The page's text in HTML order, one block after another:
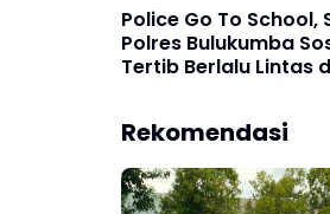
Police Go To School,
Polres Bulukumba
Tertib Berlalu Lintas
Rekomendasi